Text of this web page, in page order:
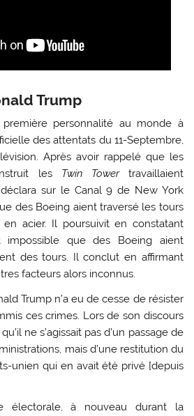
Trump
personnalité au monde à
des attentats du 11-Septembre,
Après avoir rappelé que les
les Twin Towertravaillaient
sur le Canal 9 de New York
des Boeing aient traversé les tours
acier. Il poursuivit en constatant
impossible que des Boeing aient
des tours. Il conclut en affirmant
facteurs alors inconnus.
Trump n’a eu de cesse de résister
ces crimes. Lors de son discours
ne s’agissait pas d’un passage de
mais d’une restitution du
unien qui en avait été privé [depuis
électorale, à nouveau durant la